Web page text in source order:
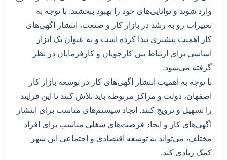
وارد شوند و توانایی‌های خود را بهبود ببخشند. با توجه به
تغییرات رو به رشد در بازار کار و صنعت، انتشار اگهی‌های
کار اهمیت بیشتری پیدا کرده است و به عنوان یک ابزار
اساسی برای ارتباط بین کارجویان و کارفرمایان در نظر
گرفته می‌شود.
با توجه به اهمیت انتشار اگهی‌های کار در توسعه بازار کار
اصفهان، دولت و مراکز مربوطه باید تلاش کنند تا این فرایند
را تسهیل و ترویج کنند. ایجاد سیستم‌های مناسب برای انتشار
اگهی‌های کار و ایجاد فرصت‌های شغلی مناسب برای افراد
مختلف، می‌تواند به توسعه اقتصادی و اجتماعی این شهر
کمک زیادی کند.